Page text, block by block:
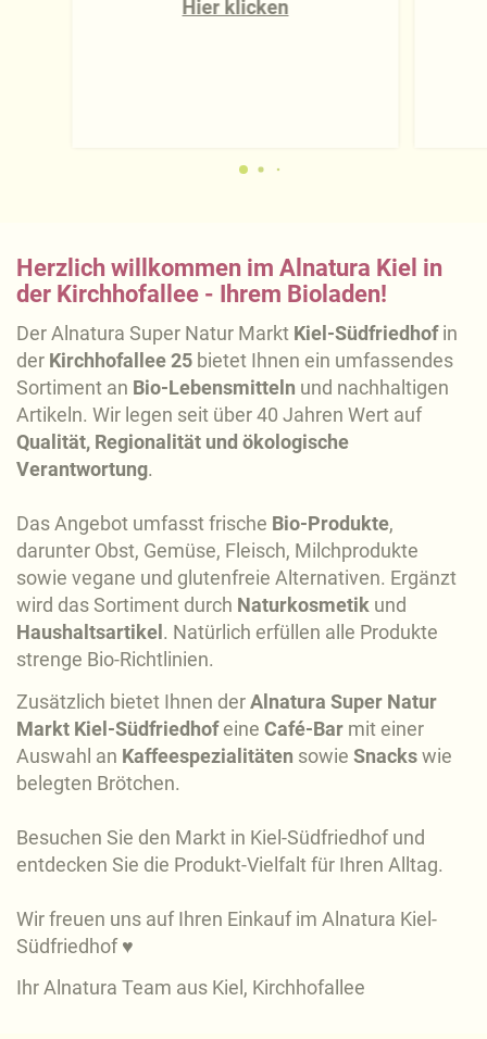
Hier klicken
Herzlich willkommen im Alnatura Kiel in
der Kirchhofallee - Ihrem Bioladen!
Der Alnatura Super Natur Markt Kiel-Südfriedhofin
der Kirchhofallee 25 bietet Ihnen ein umfassendes
Sortiment an Bio-Lebensmitteln und nachhaltigen
Artikeln. Wir legen seit über 40 Jahren Wert auf
Qualität, Regionalität und ökologische
Verantwortung.
Das Angebot umfasst frische Bio-Produkte,
darunter Obst, Gemüse, Fleisch, Milchprodukte
sowie vegane und glutenfreie Alternativen. Ergänzt
wird das Sortiment durch Naturkosmetik und
Haushaltsartikel . Natürlich erfüllen alle Produkte
strenge Bio-Richtlinien.
Zusätzlich bietet Ihnen derAlnatura Super Natur
Markt Kiel-Südfriedhofeine Café-Bar mit einer
Auswahl an Kaffeespezialitäten sowie Snackswie
belegten Brötchen.
Besuchen Sie den Markt in Kiel-Südfriedhof und
entdecken Sie die Produkt-Vielfalt für Ihren Alltag.
Wir freuen uns auf Ihren Einkauf im Alnatura Kiel-
Südfriedhof ♥
Ihr Alnatura Team aus Kiel, Kirchhofallee